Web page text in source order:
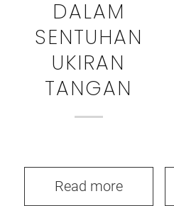
DALAM
SENTUHAN
UKIRAN
TANGAN
Read more